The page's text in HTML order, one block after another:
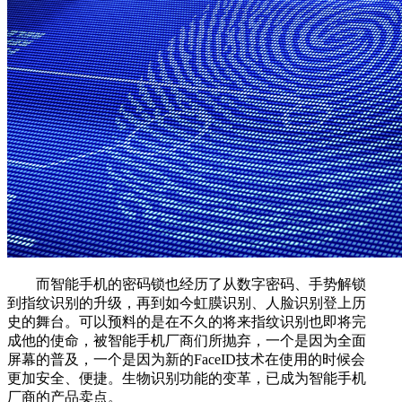
而智能手机的密码锁也经历了从数字密码、手势解锁
到指纹识别的升级，再到如今虹膜识别、人脸识别登上历
史的舞台。可以预料的是在不久的将来指纹识别也即将完
成他的使命，被智能手机厂商们所抛弃，一个是因为全面
屏幕的普及，一个是因为新的FaceID技术在使用的时候会
更加安全、便捷。生物识别功能的变革，已成为智能手机
厂商的产品卖点。